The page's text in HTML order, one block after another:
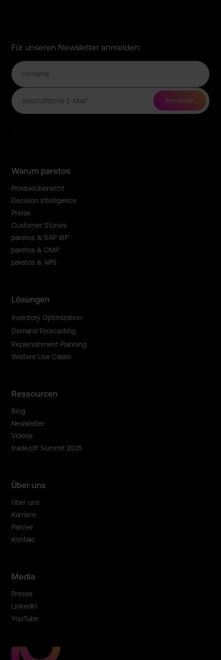
Für unseren Newsletter anmelden:
Warum paretos
Produktübersicht
Decision Intelligence
Preise
Customer Stories
paretos & SAP IBP
paretos & OMP
paretos & APS
Lösungen
Inventory Optimization
Demand Forecasting
Replenishment Planning
Weitere Use Cases
Ressourcen
Blog
Newsletter
Videos
trade/off Summit 2025
Über uns
Über uns
Karriere
Partner
Kontakt
Media
Presse
LinkedIn
YouTube